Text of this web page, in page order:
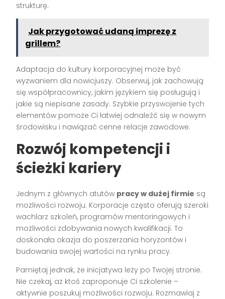
strukturę.
Jak przygotować udaną imprezę z
grillem?
Adaptacja do kultury korporacyjnej może być
wyzwaniem dla nowicjuszy. Obserwuj, jak zachowują
się współpracownicy, jakim językiem się posługują i
jakie są niepisane zasady. Szybkie przyswojenie tych
elementów pomoże Ci łatwiej odnaleźć się w nowym
środowisku i nawiązać cenne relacje zawodowe.
Rozwój kompetencji i
ścieżki kariery
Jednym z głównych atutów pracy w dużej firmie są
możliwości rozwoju. Korporacje często oferują szeroki
wachlarz szkoleń, programów mentoringowych i
możliwości zdobywania nowych kwalifikacji. To
doskonała okazja do poszerzania horyzontów i
budowania swojej wartości na rynku pracy.
Pamiętaj jednak, że inicjatywa leży po Twojej stronie.
Nie czekaj, aż ktoś zaproponuje Ci szkolenie –
aktywnie poszukuj możliwości rozwoju. Rozmawiaj z